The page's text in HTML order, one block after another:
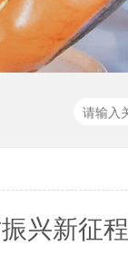
兴新征程